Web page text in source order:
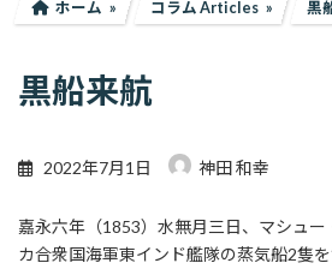
ホーム コラム Articles 黒
黒船来航
2022年7月1日 神田 和幸
嘉永六年（1853）水無月三日、マシュー
カ合衆国海軍東インド艦隊の蒸気船2隻